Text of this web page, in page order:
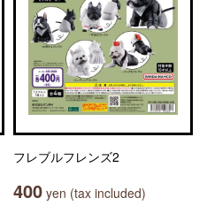
フレブルフレンズ2
400 yen (tax included)